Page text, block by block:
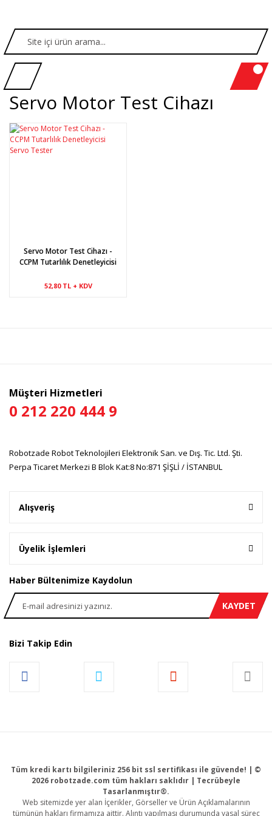
Servo Motor Test Cihazı
Servo Motor Test Cihazı -
CCPM Tutarlılık Denetleyicisi
52,80 TL + KDV
Müşteri Hizmetleri
0 212 220 444 9
Robotzade Robot Teknolojileri Elektronik San. ve Dış. Tic. Ltd. Şti.
Perpa Ticaret Merkezi B Blok Kat:8 No:871 ŞİŞLİ / İSTANBUL
Alışveriş
Üyelik İşlemleri
Haber Bültenimize Kaydolun
KAYDET
Bizi Takip Edin
Tüm kredi kartı bilgileriniz 256 bit ssl sertifikası ile güvende! | ©
2026 robotzade.com tüm hakları saklıdır | Tecrübeyle
Tasarlanmıştır®.
Web sitemizde yer alan İçerikler, Görseller ve Ürün Açıklamalarının
tümünün hakları firmamıza aittir. Alıntı yapılması durumunda yasal süreç